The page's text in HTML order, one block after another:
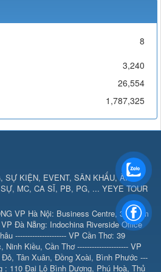
8
3,240
26,554
1,787,325
SỰ KIỆN, EVENT, SÂN KHẤU, ÂM
MC, CA SĨ, PB, PG, ... YEYE TOUR
VP Hà Nội: Business Centre, 360 Kim
Đà Nẵng: Indochina Riverside Office
--------------------- VP Cần Thơ: 39
Kiều, Cần Thơ --------------------- VP
Tân Xuân, Đồng Xoài, Bình Phước ---
: 110 Đại Lộ Bình Dương, Phú Hoà, Thủ